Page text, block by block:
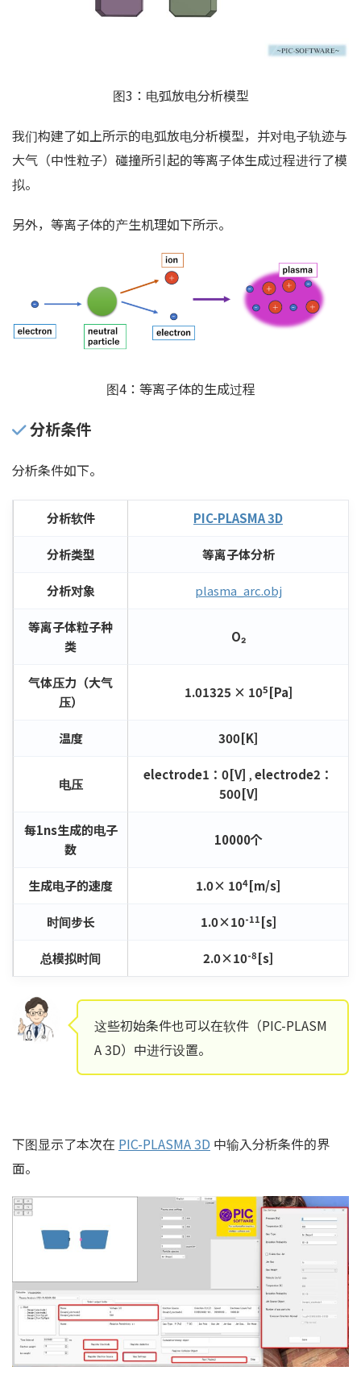
图3：电弧放电分析模型
我们构建了如上所示的电弧放电分析模型，并对电子轨迹与
大气（中性粒子）碰撞所引起的等离子体生成过程进行了模
拟。
另外，等离子体的产生机理如下所示。
图4：等离子体的生成过程
分析条件
分析条件如下。
分析软件 PIC-PLASMA 3D
分析类型 等离子体分析
分析对象 plasma_arc.obj
等离子体粒子种
类
O₂
气体压力（大气
压）
1.01325 × 105[Pa]
温度 300[K]
电压
electrode1：0[V] ,electrode2：
500[V]
每1ns生成的电子
数
10000个
生成电子的速度 1.0× 104[m/s]
时间步长 1.0×10-11[s]
总模拟时间 2.0×10-8[s]
这些初始条件也可以在软件（PIC-PLASM
A 3D）中进行设置。
下图显示了本次在 PIC-PLASMA 3D 中输入分析条件的界
面。